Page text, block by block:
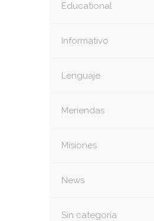
Educational
Informativo
Lenguaje
Meriendas
Misiones
News
Sin categoría